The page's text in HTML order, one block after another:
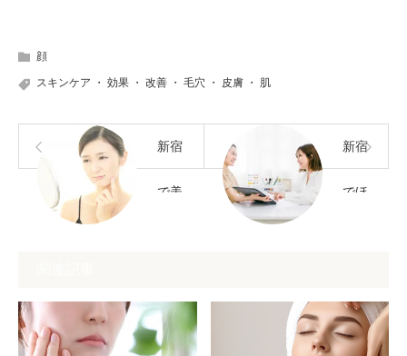
顔
スキンケア ・ 効果 ・ 改善 ・ 毛穴 ・ 皮膚 ・ 肌
新宿
で美
ック
新宿
でほ
を受